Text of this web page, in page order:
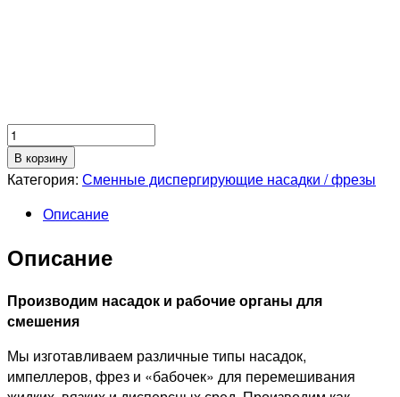
Количество
товара
Фрезы
В корзину
Категория: Сменные диспергирующие насадки / фрезы
Описание
Описание
Производим насадок и рабочие органы для
смешения
Мы изготавливаем различные типы насадок,
импеллеров, фрез и «бабочек» для перемешивания